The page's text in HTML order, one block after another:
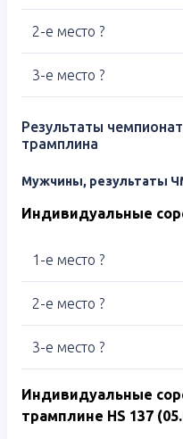
2-е место ?
3-е место ?
Результаты
трамплина
Мужчины, результаты
Индивидуальные
1-е место ?
2-е место ?
3-е место ?
Индивидуальные
трамплине HS 137 (